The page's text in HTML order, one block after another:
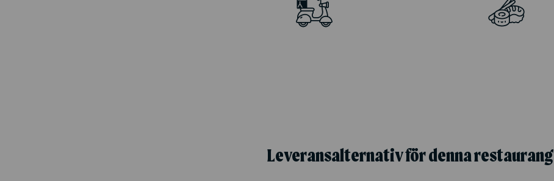
Leveransalternativ för denna restaurang